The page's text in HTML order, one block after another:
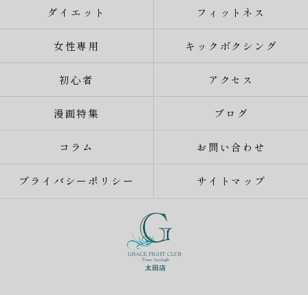
ダイエット フィットネス
女性専用 キックボクシング
初心者 アクセス
漫画特集 ブログ
コラム お問い合わせ
プライバシーポリシー サイトマップ